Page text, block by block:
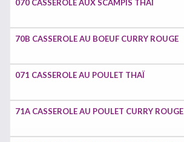
070 CASSEROLE AUX SCAMPIS THAÏ
70B CASSEROLE AU BOEUF CURRY ROUGE
071 CASSEROLE AU POULET THAÏ
71A CASSEROLE AU POULET CURRY ROUGE